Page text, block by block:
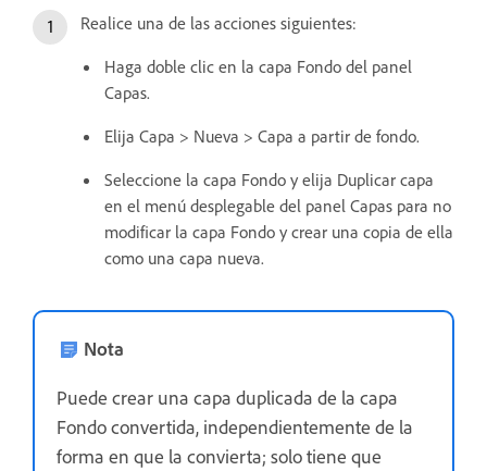
Realice una de las acciones siguientes:
Haga doble clic en la capa Fondo del panel
Capas.
Elija Capa > Nueva > Capa a partir de fondo.
Seleccione la capa Fondo y elija Duplicar capa
en el menú desplegable del panel Capas para no
modificar la capa Fondo y crear una copia de ella
como una capa nueva.
Nota
Puede crear una capa duplicada de la capa
Fondo convertida, independientemente de la
forma en que la convierta; solo tiene que